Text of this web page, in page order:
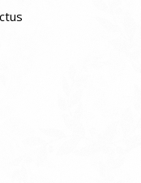
compactus